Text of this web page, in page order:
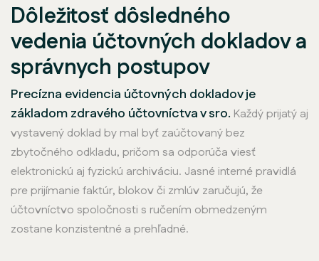
Dôležitosť dôsledného
vedenia účtovných dokladov a
správnych postupov
Precízna evidencia účtovných dokladov je
základom zdravého účtovníctva v sro. Každý prijatý aj
vystavený doklad by mal byť zaúčtovaný bez
zbytočného odkladu, pričom sa odporúča viesť
elektronickú aj fyzickú archiváciu. Jasné interné pravidlá
pre prijímanie faktúr, blokov či zmlúv zaručujú, že
účtovníctvo spoločnosti s ručením obmedzeným
zostane konzistentné a prehľadné.